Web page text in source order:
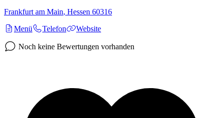
Frankfurt am Main, Hessen 60316
Menü
Telefon Website
Noch keine Bewertungen vorhanden